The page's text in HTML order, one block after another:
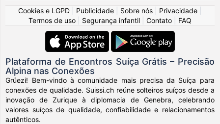
Cookies e LGPD
Publicidade Sobre nós Privacidade
Termos de uso
Segurança infantil Contato FAQ
Plataforma de Encontros Suíça Grátis – Precisão
Alpina nas Conexões
Grüezi! Bem-vindo à comunidade mais precisa da Suíça para
conexões de qualidade. Suissi.ch reúne solteiros suíços desde a
inovação de Zurique à diplomacia de Genebra, celebrando
valores suíços de qualidade, confiabilidade e relacionamentos
autênticos.